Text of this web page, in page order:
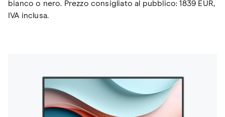
bianco o nero. Prezzo consigliato al pubblico: 1839 EUR,
IVA inclusa.